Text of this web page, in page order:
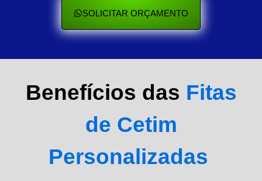
SOLICITAR ORÇAMENTO
Benefícios das Fitas
de Cetim
Personalizadas